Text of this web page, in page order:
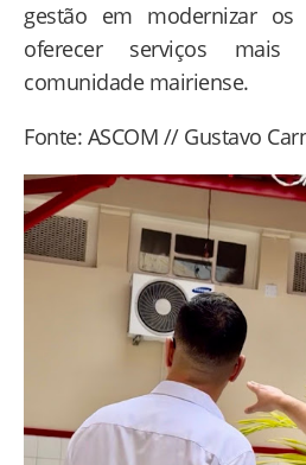
gestão em modernizar
oferecer serviços
comunidade mairiense.
Fonte: ASCOM // Gustavo